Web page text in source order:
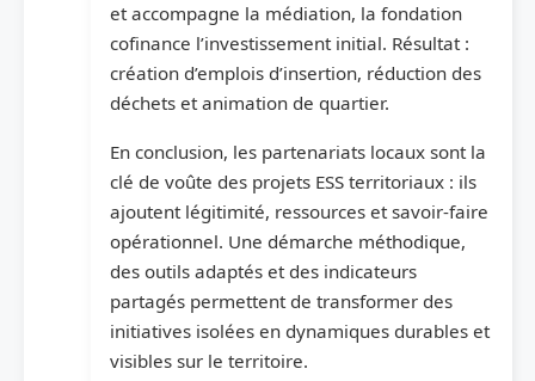
et accompagne la médiation, la fondation
cofinance l’investissement initial. Résultat :
création d’emplois d’insertion, réduction des
déchets et animation de quartier.
En conclusion, les partenariats locaux sont la
clé de voûte des projets ESS territoriaux : ils
ajoutent légitimité, ressources et savoir-faire
opérationnel. Une démarche méthodique,
des outils adaptés et des indicateurs
partagés permettent de transformer des
initiatives isolées en dynamiques durables et
visibles sur le territoire.